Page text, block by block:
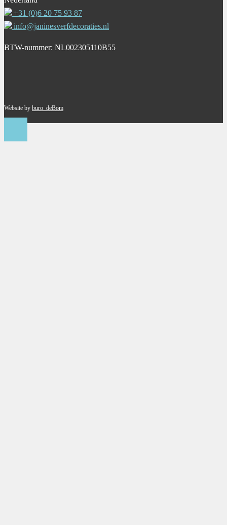
+31 (0)6 20 75 93 87
info@janinesverfdecoraties.nl
BTW-nummer: NL002305110B55
Website by buro_deBom